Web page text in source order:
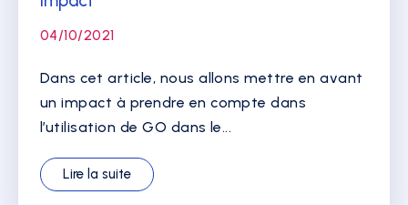
04/10/2021
Dans cet article, nous allons mettre en avant
un impact à prendre en compte dans
l’utilisation de GO dans le...
Lire la suite